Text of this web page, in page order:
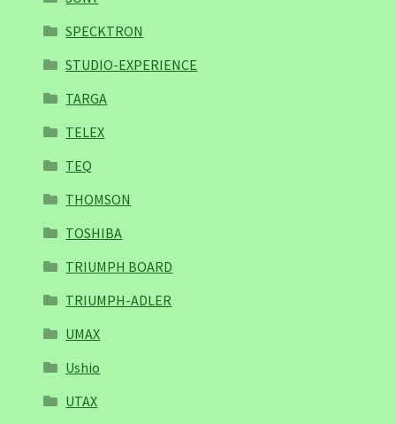
SPECKTRON
STUDIO-EXPERIENCE
TARGA
TELEX
TEQ
THOMSON
TOSHIBA
TRIUMPH BOARD
TRIUMPH-ADLER
UMAX
Ushio
UTAX